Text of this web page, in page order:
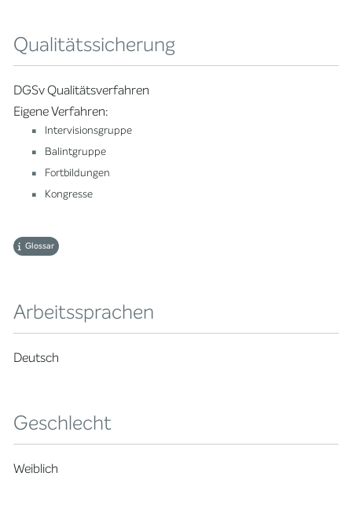
Qualitätssicherung
DGSv Qualitätsverfahren
Eigene Verfahren:
Intervisionsgruppe
Balintgruppe
Fortbildungen
Kongresse
Glossar
Arbeitssprachen
Deutsch
Geschlecht
Weiblich